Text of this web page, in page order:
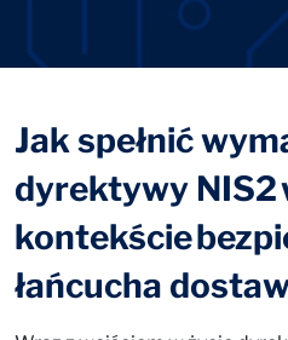
Jak spełnić
dyrektywy NIS2
kontekście
łańcucha